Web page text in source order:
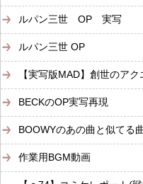
ルパン三世 OP 実写
ルパン三世 OP
【実写版MAD】創世のア
BECKのOP実写再現
BOOWYのあの曲と似てる
作業用BGM動画